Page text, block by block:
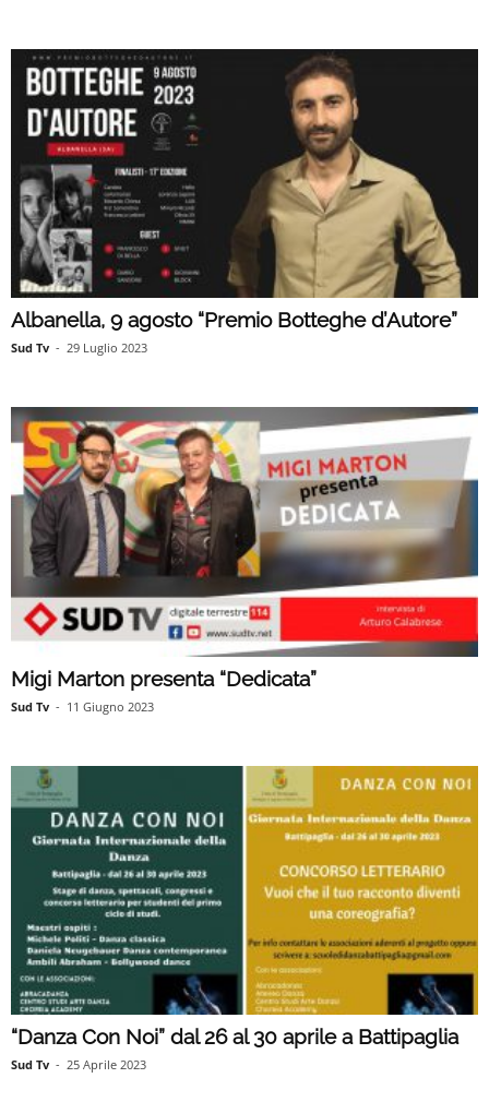
Albanella, 9 agosto “Premio Botteghe d’Autore”
Sud Tv - 29 Luglio 2023
Migi Marton presenta “Dedicata”
Sud Tv - 11 Giugno 2023
“Danza Con Noi” dal 26 al 30 aprile a Battipaglia
Sud Tv - 25 Aprile 2023